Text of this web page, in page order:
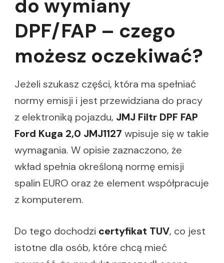
do wymiany
DPF/FAP – czego
możesz oczekiwać?
Jeżeli szukasz części, która ma spełniać
normy emisji i jest przewidziana do pracy
z elektroniką pojazdu, JMJ Filtr DPF FAP
Ford Kuga 2,0 JMJ1127 wpisuje się w takie
wymagania. W opisie zaznaczono, że
wkład spełnia określoną normę emisji
spalin EURO oraz że element współpracuje
z komputerem.
Do tego dochodzi certyfikat TUV, co jest
istotne dla osób, które chcą mieć